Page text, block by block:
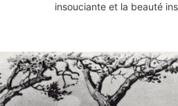
insouciante et la beauté